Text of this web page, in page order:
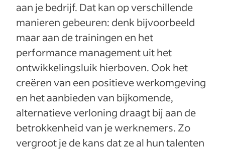
aan je bedrijf. Dat kan op verschillende
manieren gebeuren: denk bijvoorbeeld
maar aan de trainingen en het
performance management uit het
ontwikkelingsluik hierboven. Ook het
creëren van een positieve werkomgeving
en het aanbieden van bijkomende,
alternatieve verloning draagt bij aan de
betrokkenheid van je werknemers. Zo
vergroot je de kans dat ze al hun talenten